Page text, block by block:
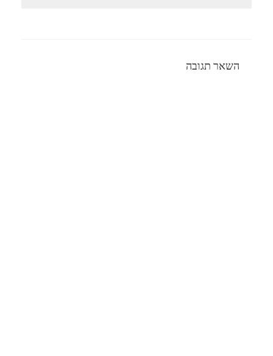
השאר תגובה